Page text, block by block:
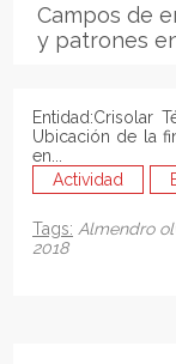
Campos de
y patrones
Entidad:Crisolar
Ubicación de la
en...
Actividad
Tags: Almendro
2018